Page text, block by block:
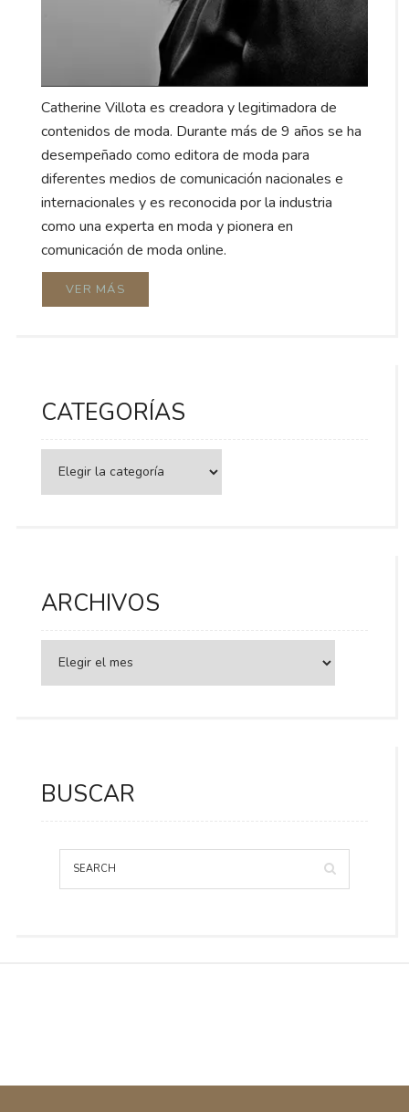
Catherine Villota es creadora y legitimadora de
contenidos de moda. Durante más de 9 años se ha
desempeñado como editora de moda para
diferentes medios de comunicación nacionales e
internacionales y es reconocida por la industria
como una experta en moda y pionera en
comunicación de moda online.
VER MÁS
CATEGORÍAS
ARCHIVOS
BUSCAR